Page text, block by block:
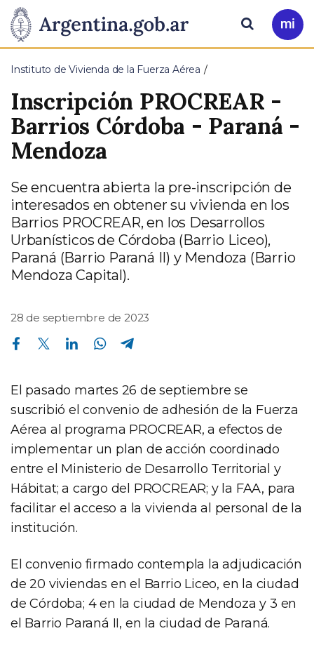
Presidencia
de
la
Nación
Pasar al contenido principal
Ir
a
Buscar
Instituto de Vivienda de la Fuerza Aérea
Inscripción PROCREAR -
Barrios Córdoba - Paraná -
Mendoza
Se encuentra abierta la pre-inscripción de
interesados en obtener su vivienda en los
Barrios PROCREAR, en los Desarrollos
Urbanísticos de Córdoba (Barrio Liceo),
Paraná (Barrio Paraná II) y Mendoza (Barrio
Mendoza Capital).
28 de septiembre de 2023
Compartir en Facebook Compartir en Twitter Compartir en Linkedin Compartir en Whatsapp
El pasado martes 26 de septiembre se
suscribió el convenio de adhesión de la Fuerza
Aérea al programa PROCREAR, a efectos de
implementar un plan de acción coordinado
entre el Ministerio de Desarrollo Territorial y
Hábitat; a cargo del PROCREAR; y la FAA, para
facilitar el acceso a la vivienda al personal de la
institución.
El convenio firmado contempla la adjudicación
de 20 viviendas en el Barrio Liceo, en la ciudad
de Córdoba; 4 en la ciudad de Mendoza y 3 en
el Barrio Paraná II, en la ciudad de Paraná.